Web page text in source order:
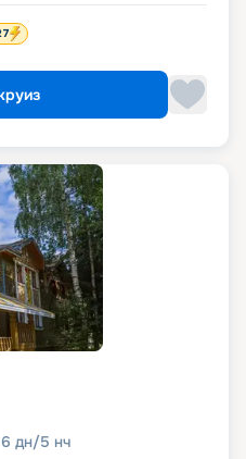
6 дн/5 нч